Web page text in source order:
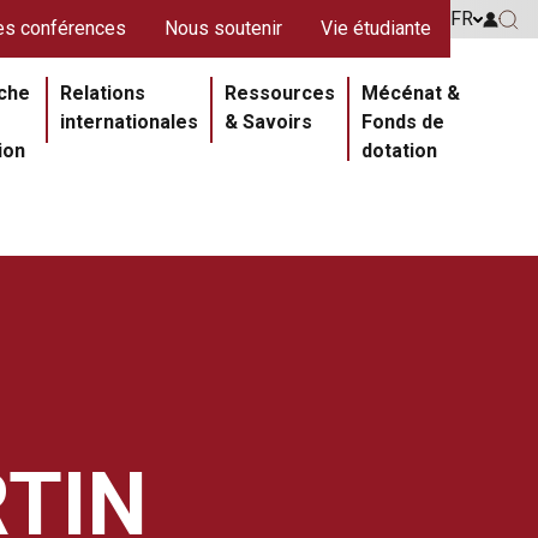
Relations
internationales
Ressources
& Savoirs
Mécénat &
Fonds de
dotation
rouges
conférences Nous soutenir Vie étudiante FR Go to
Go
Section